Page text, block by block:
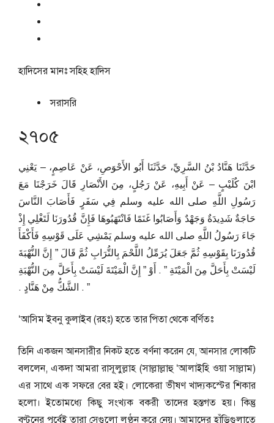
হাদিসের মানঃসহিহ হাদিস
সরাসরি
২৭০৫
حَدَّثَنَا هَنَّادُ بْنُ السَّرِيِّ، حَدَّثَنَا أَبُو الأَحْوَصِ، عَنْ عَاصِمٍ، – يَعْنِي
ابْنَ كُلَيْبٍ – عَنْ أَبِيهِ، عَنْ رَجُلٍ، مِنَ الأَنْصَارِ قَالَ خَرَجْنَا مَعَ
رَسُولِ اللَّهِ صلى الله عليه وسلم فِي سَفَرٍ فَأَصَابَ النَّاسَ
حَاجَةٌ شَدِيدَةٌ وَجَهْدٌ وَأَصَابُوا غَنَمًا فَانْتَهَبُوهَا فَإِنَّ قُدُورَنَا لَتَغْلِي إِذْ
جَاءَ رَسُولُ اللَّهِ صلى الله عليه وسلم يَمْشِي عَلَى قَوْسِهِ فَأَكْفَأَ
قُدُورَنَا بِقَوْسِهِ ثُمَّ جَعَلَ يُرَمِّلُ اللَّحْمَ بِالتُّرَابِ ثُمَّ قَالَ ‏”‏ إِنَّ النُّهْبَةَ
لَيْسَتْ بِأَحَلَّ مِنَ الْمَيْتَةِ ‏”‏ ‏.‏ أَوْ ‏”‏ إِنَّ الْمَيْتَةَ لَيْسَتْ بِأَحَلَّ مِنَ النُّهْبَةِ
‏”‏ ‏.‏ الشَّكُّ مِنْ هَنَّادٍ ‏.‏
‘আসিম ইবনু কুলাইব (রহঃ) হতে তার পিতা থেকে বর্ণিতঃ
তিনি একজন আনসারীর নিকট হতে বর্ণনা করেন যে, আনসার লোকটি
বললেন, একদা আমরা রাসূলুল্লাহ (সাল্লাল্লাহু ‘আলাইহি ওয়া সাল্লাম)
এর সাথে এক সফরে বের হই। লোকেরা ভীষণ খাদ্যকস্টের শিকার
হলো। ইতোমধ্যে কিছু সংখ্যক বকরী তাদের হস্তগত হয়। কিন্তু
বণ্টনের পূর্বেই তারা সেগুলো লুণ্ঠন করে নেয়। আমাদের হাঁড়িগুলাতে